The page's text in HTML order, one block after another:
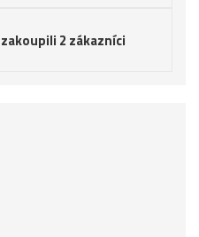
zakoupili 2 zákazníci